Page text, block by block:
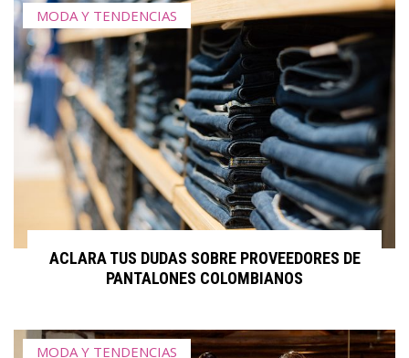
MODA Y TENDENCIAS
ACLARA TUS DUDAS SOBRE PROVEEDORES DE
PANTALONES COLOMBIANOS
MODA Y TENDENCIAS